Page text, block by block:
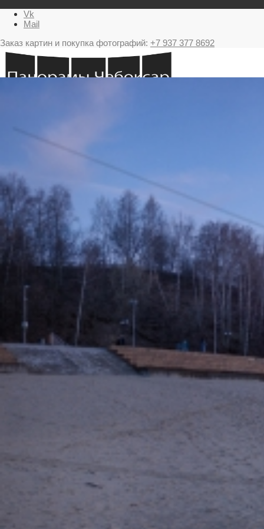
Vk
Mail
Заказ картин и покупка фотографий: +7 937 377 8692
Фестиваль фейерверков в Чебоксарах
Ночные Чебоксары фотографии и панорамы
Салюты Чебоксары
Вечерние Чебоксары
Фото Чебоксары
Чебоксарский залив
О нас
Как купить или заказать фотографию?
Фото Чебоксар, Новочебоксарска и окрестностей
Каталог фотографий Чебоксар Лучшие фотографии